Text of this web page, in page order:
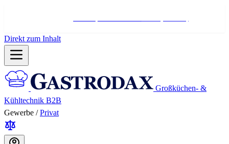
Direkt zum Inhalt
Großküchen- &
Kühltechnik B2B
Gewerbe / Privat